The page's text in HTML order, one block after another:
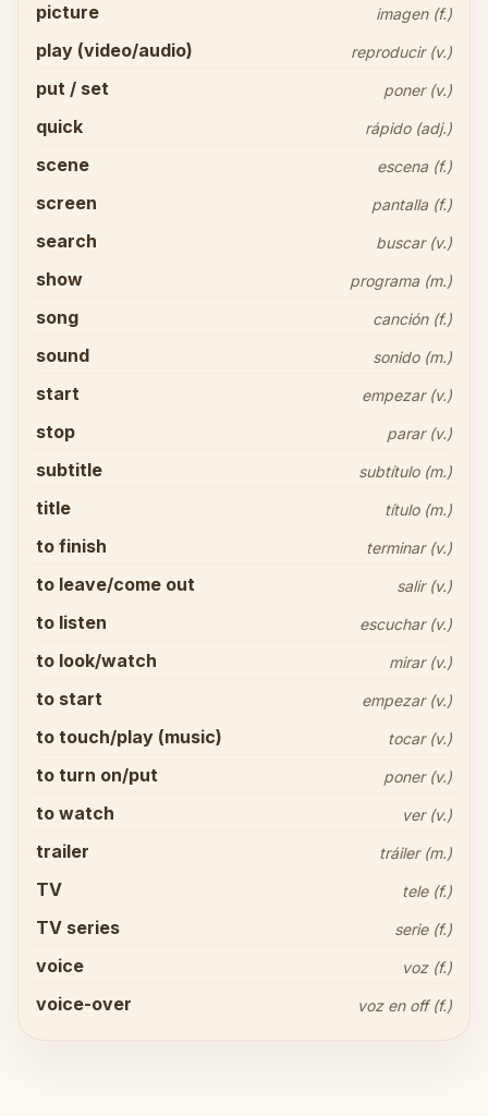
picture imagen (f.)
play (video/audio) reproducir (v.)
put / set poner (v.)
quick rápido (adj.)
scene escena (f.)
screen pantalla (f.)
search buscar (v.)
show programa (m.)
song canción (f.)
sound sonido (m.)
start empezar (v.)
stop parar (v.)
subtitle subtítulo (m.)
title título (m.)
to finish terminar (v.)
to leave/come out salir (v.)
to listen escuchar (v.)
to look/watch mirar (v.)
to start empezar (v.)
to touch/play (music) tocar (v.)
to turn on/put poner (v.)
to watch ver (v.)
trailer tráiler (m.)
TV tele (f.)
TV series serie (f.)
voice voz (f.)
voice-over voz en off (f.)